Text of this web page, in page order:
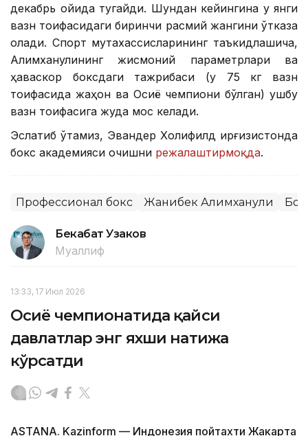
декабрь ойида тугайди. Шундан кейингина у янги
вазн тоифасидаги биринчи расмий жангини ўтказа
олади. Спорт мутахассисларининг таъкидлашича,
Алимханулининг жисмоний параметрлари ва
ҳаваскор боксдаги тажрибаси (у 75 кг вазн
тоифасида жаҳон ва Осиё чемпиони бўлган) ушбу
вазн тоифасига жуда мос келади.
Эслатиб ўтамиз, Эвандер Холифилд Қирғизистонда
бокс академияси очишни режалаштирмоқда.
Профессионал бокс Жанибек Алимханули
Бекабат Узаков
Муаллиф
13:33, 17 Июл 2026
Осиё чемпионатида қайси
давлатлар энг яхши натижа
кўрсатди
ASTANA. Kazinform — Индонезия пойтахти Жакарта